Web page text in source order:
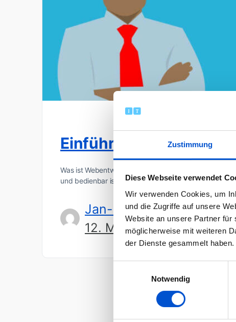
Zustimmung
Diese Webseite verwendet
Wir verwenden Cookies, um
und die Zugriffe auf unsere
Website an unsere Partner für
möglicherweise mit weiteren
der Dienste gesammelt haben.
Notwendig
Einführung:
Was ist Webentwicklung? Bei Webentwicklung geht
und bedienbar ist. Dies kann beispielsweise ein
Jan-Dirk Kranz
12. Mai 2018